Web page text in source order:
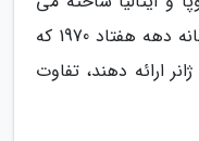
شدند یا با وسترن های تتازهنظرطلبانه دهه هفتاد 1970 که
ارائه دهند، تفاوت